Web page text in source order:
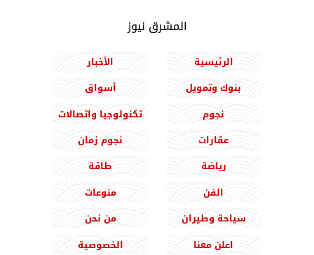
المشرق نيوز
الرئيسية
الأخبار
بنوك وتمويل
أسواق
نجوم
تكنولوجيا واتصالات
عقارات
نجوم زمان
رياضة
طاقة
الفن
منوعات
سياحة وطيران
من نحن
اعلن معنا
الخصوصية